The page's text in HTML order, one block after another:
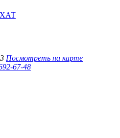
Посмотреть на карте
67-48‬